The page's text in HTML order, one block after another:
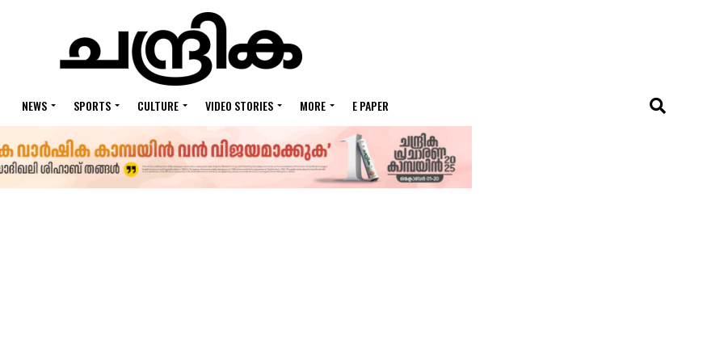
NEWS SPORTS CULTURE VIDEO STORIES MORE E PAPER